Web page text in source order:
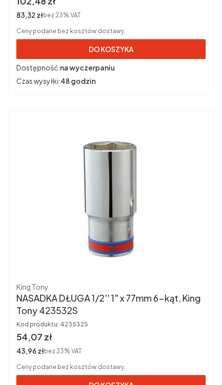
Cena netto
83,32 złbez 23% VAT
Ceny podane bez kosztów dostawy.
DO KOSZYKA
Dostępność:na wyczerpaniu
Czas wysyłki:48 godzin
Producent
King Tony
NASADKA DŁUGA 1/2'' 1" x 77mm 6-kąt, King
Tony 423532S
Kod produktu: 423532S
Cena brutto
54,07 zł
Cena netto
43,96 złbez 23% VAT
Ceny podane bez kosztów dostawy.